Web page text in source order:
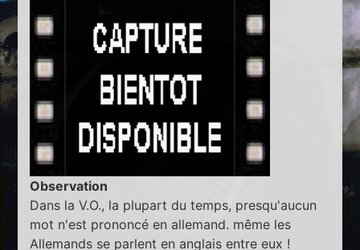
Observation
Dans la V.O., la plupart du temps, presqu'aucun
mot n'est prononcé en allemand. même les
Allemands se parlent en anglais entre eux !